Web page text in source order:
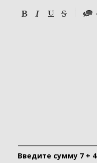
-
-
Введите сумму 7 + 4